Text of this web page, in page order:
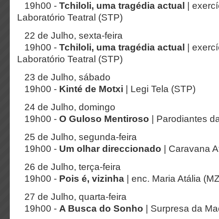
19h00 - Tchiloli, uma tragédia actual
|
Laboratório Teatral (STP)
22 de Julho, sexta-feira
19h00 - Tchiloli, uma tragédia actual
|
Laboratório Teatral (STP)
23 de Julho, sábado
19h00 - Kinté de Motxi
| Legi Tela (STP)
24 de Julho, domingo
19h00 - O Guloso Mentiroso | Parodiantes
25 de Julho, segunda-feira
19h00 - Um olhar direccionado | Caravana
26 de Julho, terça-feira
19h00 - Pois é, vizinha | enc. Maria Atália
27 de Julho, quarta-feira
19h00 - A Busca do Sonho | Surpresa da